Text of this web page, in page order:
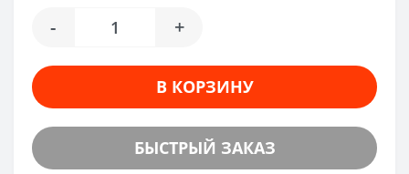
- +
В КОРЗИНУ
БЫСТРЫЙ ЗАКАЗ